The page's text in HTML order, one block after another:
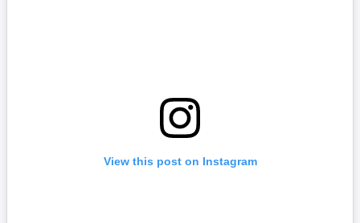
View this post on Instagram